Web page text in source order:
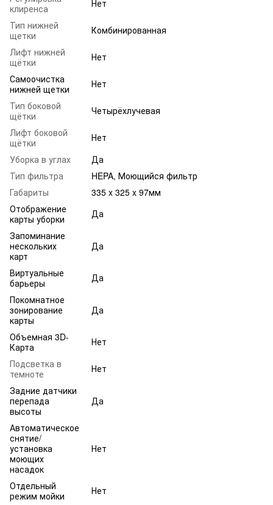
клиренса
Нет
Тип нижней
щетки
Комбинированная
Лифт нижней
щётки
Нет
Самоочистка
нижней щетки
Нет
Тип боковой
щётки
Четырёхлучевая
Лифт боковой
щётки
Нет
Уборка в углах
Да
Тип фильтра
HEPA, Моющийся фильтр
Габариты
335 x 325 x 97мм
Отображение
карты уборки
Да
Запоминание
нескольких
карт
Да
Виртуальные
барьеры
Да
Покомнатное
зонирование
карты
Да
Объемная 3D-
Карта
Нет
Подсветка в
темноте
Нет
Задние датчики
перепада
высоты
Да
Автоматическое
снятие/
установка
моющих
насадок
Нет
Отдельный
режим мойки
Нет